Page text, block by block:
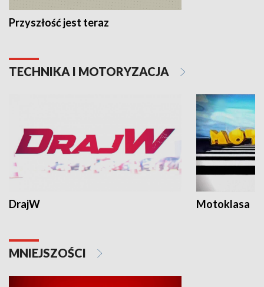
Przyszłość jest teraz
TECHNIKA I MOTORYZACJA
DrajW Motoklasa
MNIEJSZOŚCI